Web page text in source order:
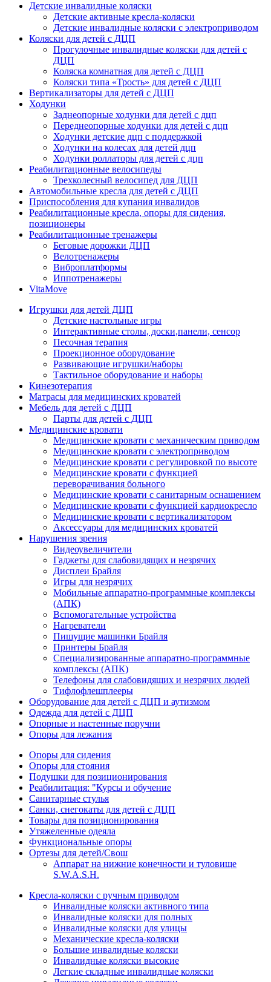
Детские инвалидные коляски
Детские активные кресла-коляски
Детские инвалидные коляски с электроприводом
Коляски для детей с ДЦП
Прогулочные инвалидные коляски для детей с
ДЦП
Коляска комнатная для детей с ДЦП
Коляски типа «Трость» для детей с ДЦП
Вертикализаторы для детей с ДЦП
Ходунки
Заднеопорные ходунки для детей с дцп
Переднеопорные ходунки для детей с дцп
Ходунки детские дцп с поддержкой
Ходунки на колесах для детей дцп
Ходунки роллаторы для детей с дцп
Реабилитационные велосипеды
Трехколесный велосипед для ДЦП
Автомобильные кресла для детей с ДЦП
Приспособления для купания инвалидов
Реабилитационные кресла, опоры для сидения,
позиционеры
Реабилитационные тренажеры
Беговые дорожки ДЦП
Велотренажеры
Виброплатформы
Иппотренажеры
VitaMove
Игрушки для детей ДЦП
Детские настольные игры
Интерактивные столы, доски,панели, сенсор
Песочная терапия
Проекционное оборудование
Развивающие игрушки/наборы
Тактильное оборудование и наборы
Кинезотерапия
Матрасы для медицинских кроватей
Мебель для детей с ДЦП
Парты для детей с ДЦП
Медицинские кровати
Медицинские кровати с механическим приводом
Медицинские кровати с электроприводом
Медицинские кровати с регулировкой по высоте
Медицинские кровати с функцией
переворачивания больного
Медицинские кровати с санитарным оснащением
Медицинские кровати с функцией кардиокресло
Медицинские кровати с вертикализатором
Аксессуары для медицинских кроватей
Нарушения зрения
Видеоувеличители
Гаджеты для слабовидящих и незрячих
Дисплеи Брайля
Игры для незрячих
Мобильные аппаратно-программные комплексы
(АПК)
Вспомогательные устройства
Нагреватели
Пишущие машинки Брайля
Принтеры Брайля
Специализированные аппаратно-программные
комплексы (АПК)
Телефоны для слабовидящих и незрячих людей
Тифлофлешплееры
Оборудование для детей с ДЦП и аутизмом
Одежда для детей с ДЦП
Опорные и настенные поручни
Опоры для лежания
Опоры для сидения
Опоры для стояния
Подушки для позиционирования
Реабилитация: "Курсы и обучение
Санитарные стулья
Санки, снегокаты для детей с ДЦП
Товары для позиционирования
Утяжеленные одеяла
Функциональные опоры
Ортезы для детей/Свош
Аппарат на нижние конечности и туловище
S.W.A.S.H.
Кресла-коляски с ручным приводом
Инвалидные коляски активного типа
Инвалидные коляски для полных
Инвалидные коляски для улицы
Механические кресла-коляски
Большие инвалидные коляски
Инвалидные коляски высокие
Легкие складные инвалидные коляски